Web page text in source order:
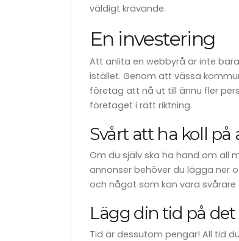
väldigt krävande.
En investering
Att anlita en webbyrå är inte
istället. Genom att vässa
företag att nå ut till ännu fler
företaget i rätt riktning.
Svårt att ha koll på
Om du själv ska ha hand om all
annonser behöver du lägga ner
och något som kan vara
Lägg din tid på
Tid är dessutom pengar! All tid